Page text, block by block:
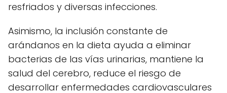
resfriados y diversas infecciones.
Asimismo, la inclusión constante de
arándanos en la dieta ayuda a eliminar
bacterias de las vías urinarias, mantiene la
salud del cerebro, reduce el riesgo de
desarrollar enfermedades cardiovasculares